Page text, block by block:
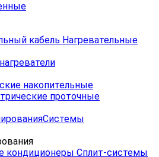
кабель Нагревательные
накопительные
проточные
Системы
кондиционеры Сплит-системы